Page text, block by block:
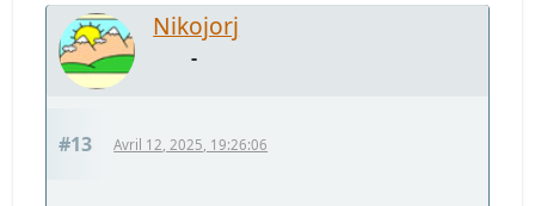
Nikojorj
-
#13 Avril 12, 2025, 19:26:06